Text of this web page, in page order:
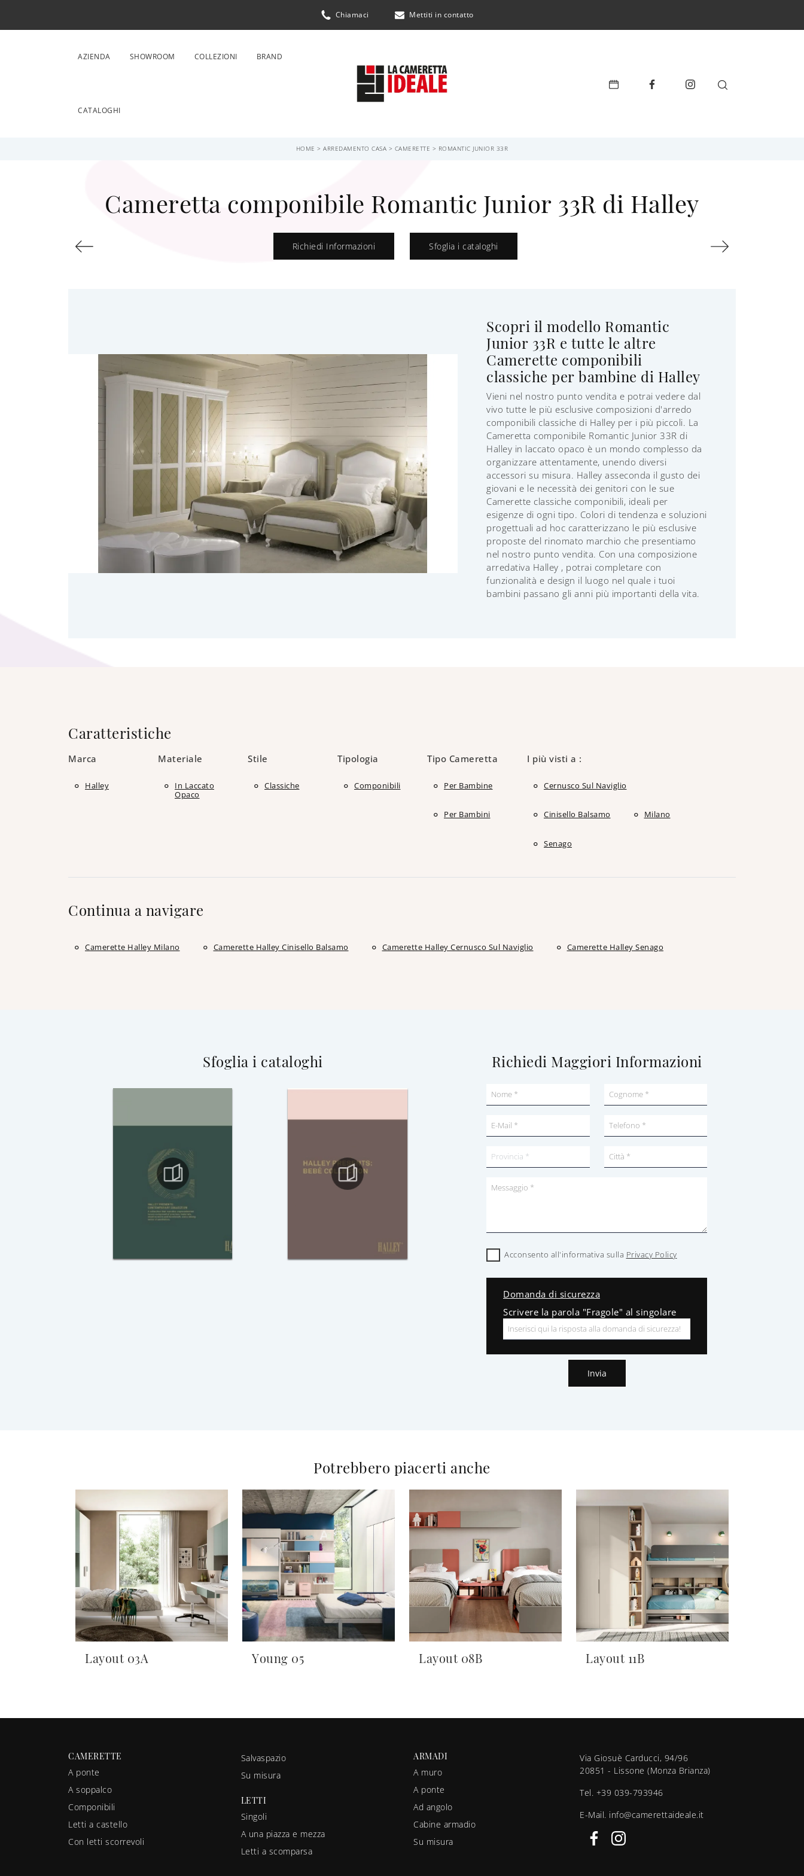
Chiamaci Mettiti in contatto
AZIENDA SHOWROOM COLLEZIONI BRAND
CATALOGHI
HOME >ARREDAMENTO CASA > CAMERETTE > ROMANTIC JUNIOR 33R
Cameretta componibile Romantic Junior 33R di Halley
Richiedi Informazioni Sfoglia i cataloghi
Scopri il modello Romantic
Junior 33R e tutte le altre
Camerette componibili
classiche per bambine di Halley
Vieni nel nostro punto vendita e potrai vedere dal
vivo tutte le più esclusive composizioni d'arredo
componibili classiche di Halley per i più piccoli. La
Cameretta componibile Romantic Junior 33R di
Halley in laccato opaco è un mondo complesso da
organizzare attentamente, unendo diversi
accessori su misura. Halley asseconda il gusto dei
giovani e le necessità dei genitori con le sue
Camerette classiche componibili, ideali per
esigenze di ogni tipo. Colori di tendenza e soluzioni
progettuali ad hoc caratterizzano le più esclusive
proposte del rinomato marchio che presentiamo
nel nostro punto vendita. Con una composizione
arredativa Halley , potrai completare con
funzionalità e design il luogo nel quale i tuoi
bambini passano gli anni più importanti della vita.
Caratteristiche
Marca
Halley
Materiale
In Laccato
Opaco
Stile
Classiche
Tipologia
Componibili
Tipo Cameretta
Per Bambine
Per Bambini
I più visti a :
Cernusco Sul Naviglio
Cinisello Balsamo Milano
Senago
Continua a navigare
Camerette Halley Milano Camerette Halley Cinisello Balsamo Camerette Halley Cernusco Sul Naviglio Camerette Halley Senago
Sfoglia i cataloghi Richiedi Maggiori Informazioni
Acconsento all'informativa sulla Privacy Policy
Domanda di sicurezza
Scrivere la parola "Fragole" al singolare
Invia
Potrebbero piacerti anche
Layout 03A Young 05 Layout 08B Layout 11B
CAMERETTE
A ponte
A soppalco
Componibili
Letti a castello
Con letti scorrevoli
Salvaspazio
Su misura
LETTI
Singoli
A una piazza e mezza
Letti a scomparsa
ARMADI
A muro
A ponte
Ad angolo
Cabine armadio
Su misura
Via Giosuè Carducci, 94/96
20851 - Lissone (Monza Brianza)
Tel. +39 039-793946
E-Mail. info@camerettaideale.it